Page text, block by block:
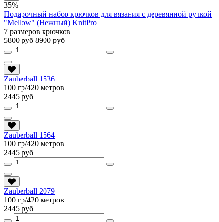
35%
Подарочный набор крючков для вязания с деревянной ручкой
"Mellow" (Нежный) KnitPro
7 размеров крючков
5800 руб 8900 руб
Zauberball 1536
100 гр/420 метров
2445 руб
Zauberball 1564
100 гр/420 метров
2445 руб
Zauberball 2079
100 гр/420 метров
2445 руб